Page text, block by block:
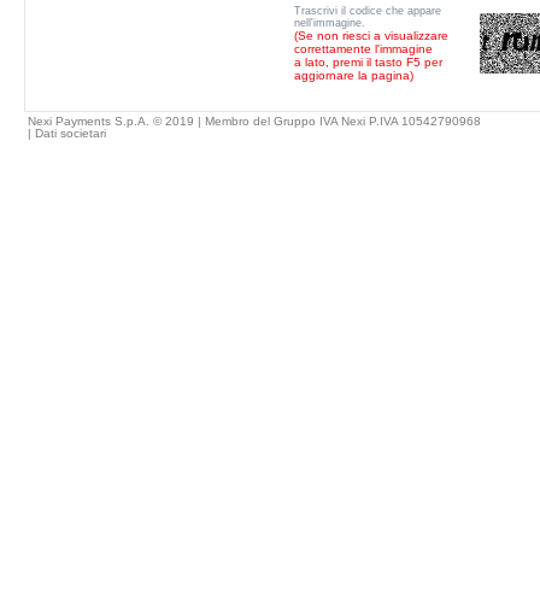
Trascrivi il codice che appare
nell'immagine.
(Se non riesci a visualizzare
correttamente l'immagine
a lato, premi il tasto F5 per
aggiornare la pagina)
Nexi Payments S.p.A. © 2019 | Membro del Gruppo IVA Nexi P.IVA 10542790968
| Dati societari